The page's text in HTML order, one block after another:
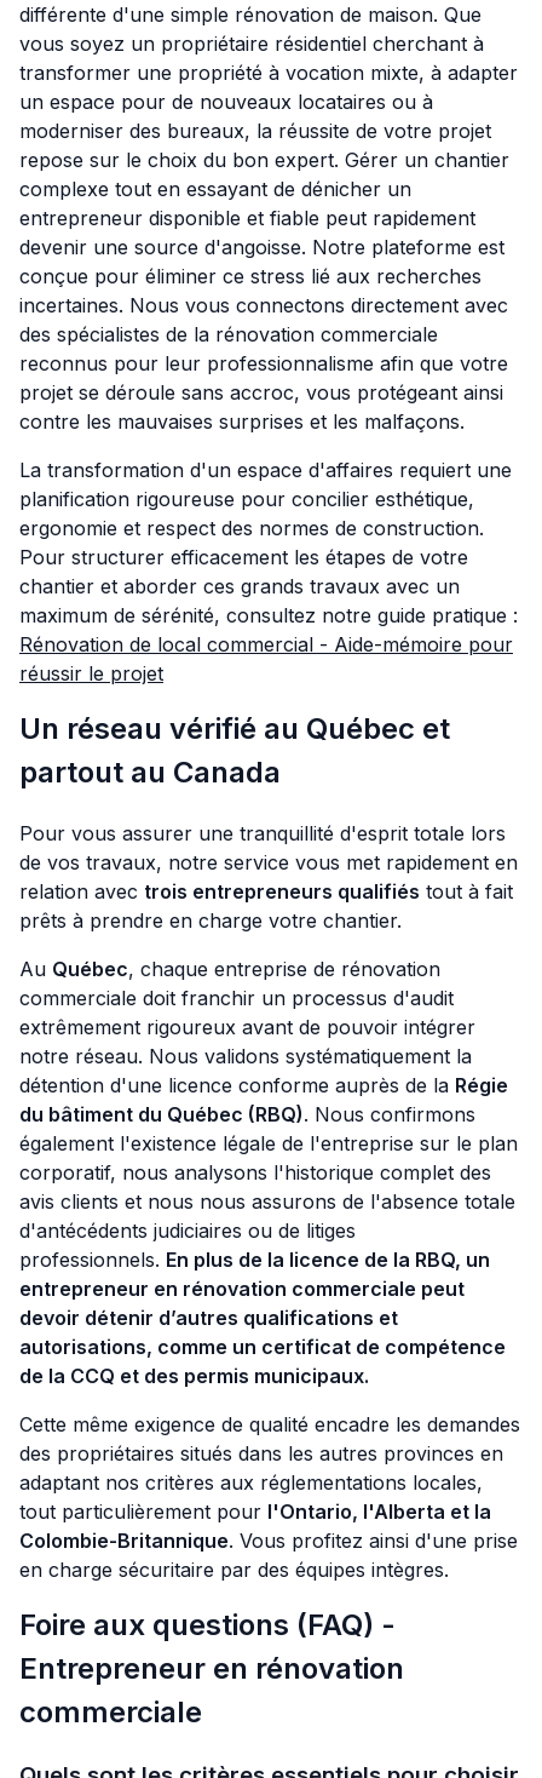
différente d'une simple rénovation de maison. Que
vous soyez un propriétaire résidentiel cherchant à
transformer une propriété à vocation mixte, à adapter
un espace pour de nouveaux locataires ou à
moderniser des bureaux, la réussite de votre projet
repose sur le choix du bon expert. Gérer un chantier
complexe tout en essayant de dénicher un
entrepreneur disponible et fiable peut rapidement
devenir une source d'angoisse. Notre plateforme est
conçue pour éliminer ce stress lié aux recherches
incertaines. Nous vous connectons directement avec
des spécialistes de la rénovation commerciale
reconnus pour leur professionnalisme afin que votre
projet se déroule sans accroc, vous protégeant ainsi
contre les mauvaises surprises et les malfaçons.
La transformation d'un espace d'affaires requiert une
planification rigoureuse pour concilier esthétique,
ergonomie et respect des normes de construction.
Pour structurer efficacement les étapes de votre
chantier et aborder ces grands travaux avec un
maximum de sérénité, consultez notre guide pratique :
Rénovation de local commercial - Aide-mémoire pour
réussir le projet
Un réseau vérifié au Québec et
partout au Canada
Pour vous assurer une tranquillité d'esprit totale lors
de vos travaux, notre service vous met rapidement en
relation avec trois entrepreneurs qualifiés tout à fait
prêts à prendre en charge votre chantier.
Au Québec, chaque entreprise de rénovation
commerciale doit franchir un processus d'audit
extrêmement rigoureux avant de pouvoir intégrer
notre réseau. Nous validons systématiquement la
détention d'une licence conforme auprès de la Régie
du bâtiment du Québec (RBQ). Nous confirmons
également l'existence légale de l'entreprise sur le plan
corporatif, nous analysons l'historique complet des
avis clients et nous nous assurons de l'absence totale
d'antécédents judiciaires ou de litiges
professionnels. En plus de la licence de la RBQ, un
entrepreneur en rénovation commerciale peut
devoir détenir d’autres qualifications et
autorisations, comme un certificat de compétence
de la CCQ et des permis municipaux.
Cette même exigence de qualité encadre les demandes
des propriétaires situés dans les autres provinces en
adaptant nos critères aux réglementations locales,
tout particulièrement pour l'Ontario, l'Alberta et la
Colombie-Britannique. Vous profitez ainsi d'une prise
en charge sécuritaire par des équipes intègres.
Foire aux questions (FAQ) -
Entrepreneur en rénovation
commerciale